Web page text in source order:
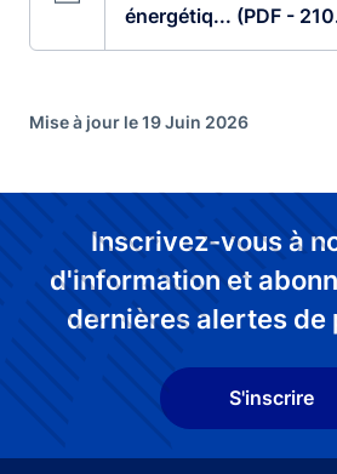
énergétiq... (PDF -
Mise à jour le 19 Juin 2026
Inscrivez-vous à
d'information et
dernières alertes de
S'inscrire